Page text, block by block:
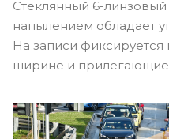
Стеклянный 6-
напылением обладает
На записи фиксируется
ширине и прилегающие